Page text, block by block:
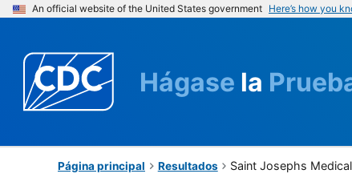
An official website of the United States government Here’s how you
Hágase la
Página principal Resultados Saint Josephs